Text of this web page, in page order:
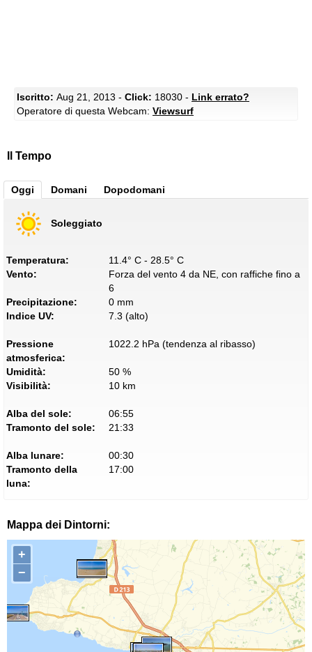
Iscritto: Aug 21, 2013 - Click: 18030 - Link errato?
Operatore di questa Webcam: Viewsurf
Il Tempo
Oggi Domani Dopodomani
Soleggiato
Temperatura:
11.4° C - 28.5° C
Vento:
Forza del vento 4 da NE, con raffiche fino a
6
Precipitazione:
0 mm
Indice UV:
7.3 (alto)
Pressione
atmosferica:
1022.2 hPa (tendenza al ribasso)
Umidità:
50 %
Visibilità:
10 km
Alba del sole:
06:55
Tramonto del sole:
21:33
Alba lunare:
00:30
Tramonto della
luna:
17:00
Mappa dei Dintorni:
+
−